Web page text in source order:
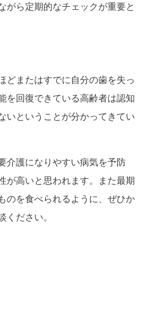
がら定期的なチェックが重要と
どまたはすでに自分の歯を失っ
を回復できている高齢者は認知
いということが分かってきてい
介護になりやすい病気を予防
が高いと思われます。また最期
のを食べられるように、ぜひか
ください。